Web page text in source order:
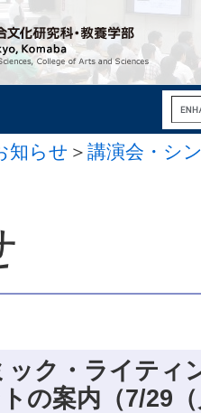
知らせ ＞ 講演会・シ
ック・ライテ
の案内（7/29